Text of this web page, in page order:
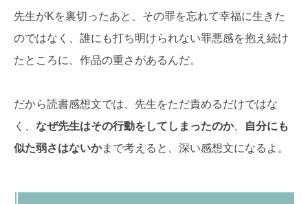
先生がKを裏切ったあと、その罪を忘れて幸福に生きた
のではなく、誰にも打ち明けられない罪悪感を抱え続け
たところに、作品の重さがあるんだ。
だから読書感想文では、先生をただ責めるだけではな
く、 なぜ先生はその行動をしてしまったのか、
自分にも
似た弱さはないかまで考えると、深い感想文になるよ。